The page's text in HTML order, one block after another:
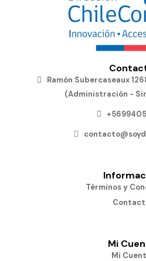
Ramón Subercaseaux
(Administración -
Términos y
Mi
Mi